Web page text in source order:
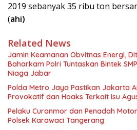
2019 sebanyak 35 ribu ton
(ahi)
Related News
Jamin Keamanan Obvitnas Energi,
Baharkam Polri Tuntaskan Bintek
Niaga Jabar
Polda Metro Jaya Pastikan Jakarta
Provokatif dan Hoaks Terkait Isu
Pelaku Curanmor dan Penadah
Polsek Karawaci Tangerang